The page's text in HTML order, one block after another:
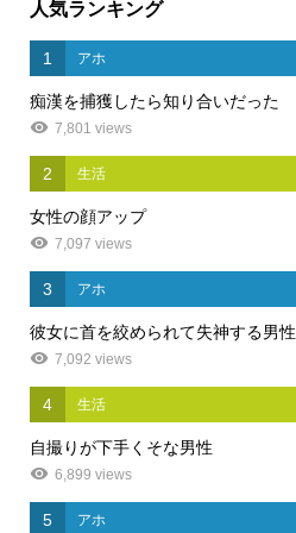
人気ランキング
1 アホ
痴漢を捕獲したら知り合いだった
7,801 views
2 生活
女性の顔アップ
7,097 views
3 アホ
彼女に首を絞められて失神する男性
7,092 views
4 生活
自撮りが下手くそな男性
6,899 views
5 アホ